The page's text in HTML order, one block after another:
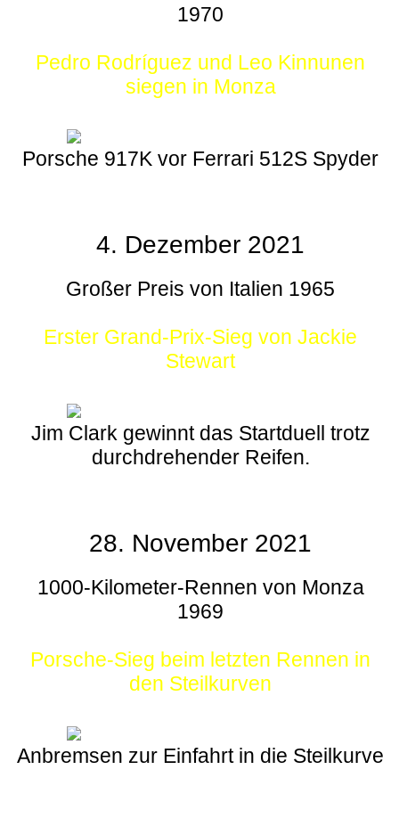
1970
Pedro Rodríguez und Leo Kinnunen
siegen in Monza
Porsche 917K vor Ferrari 512S Spyder
4. Dezember 2021
Großer Preis von Italien 1965
Erster Grand-Prix-Sieg von Jackie
Stewart
Jim Clark gewinnt das Startduell trotz
durchdrehender Reifen.
28. November 2021
1000-Kilometer-Rennen von Monza
1969
Porsche-Sieg beim letzten Rennen in
den Steilkurven
Anbremsen zur Einfahrt in die Steilkurve